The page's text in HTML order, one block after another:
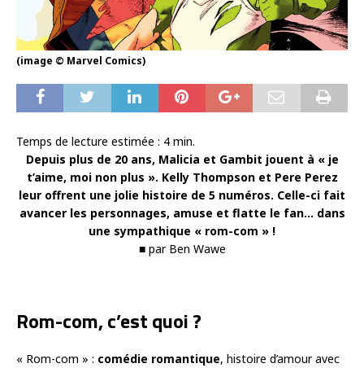
(image © Marvel Comics)
Temps de lecture estimée : 4 min.
Depuis plus de 20 ans, Malicia et Gambit jouent à « je
t’aime, moi non plus ». Kelly Thompson et Pere Perez
leur offrent une jolie histoire de 5 numéros. Celle-ci fait
avancer les personnages, amuse et flatte le fan… dans
une sympathique « rom-com » !
■ par Ben Wawe
Rom-com, c’est quoi ?
« Rom-com » : comédie romantique, histoire d’amour avec